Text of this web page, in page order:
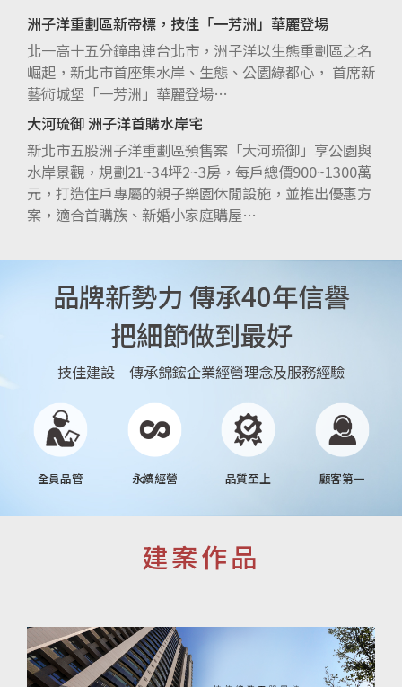
洲子洋重劃區新帝標，技佳「一芳洲」華麗登場
北一高十五分鐘串連台北市，洲子洋以生態重劃區之名
崛起，新北市首座集水岸、生態、公園綠都心， 首席新
藝術城堡「一芳洲」華麗登場…
大河琉御 洲子洋首購水岸宅
新北市五股洲子洋重劃區預售案「大河琉御」享公園與
水岸景觀，規劃21~34坪2~3房，每戶總價900~1300萬
元，打造住戶專屬的親子樂園休閒設施，並推出優惠方
案，適合首購族、新婚小家庭購屋…
品牌新勢力 傳承40年信譽
把細節做到最好
技佳建設 傳承錦鋐企業經營理念及服務經驗
全員品管 永續經營 品質至上 顧客第一
建案作品